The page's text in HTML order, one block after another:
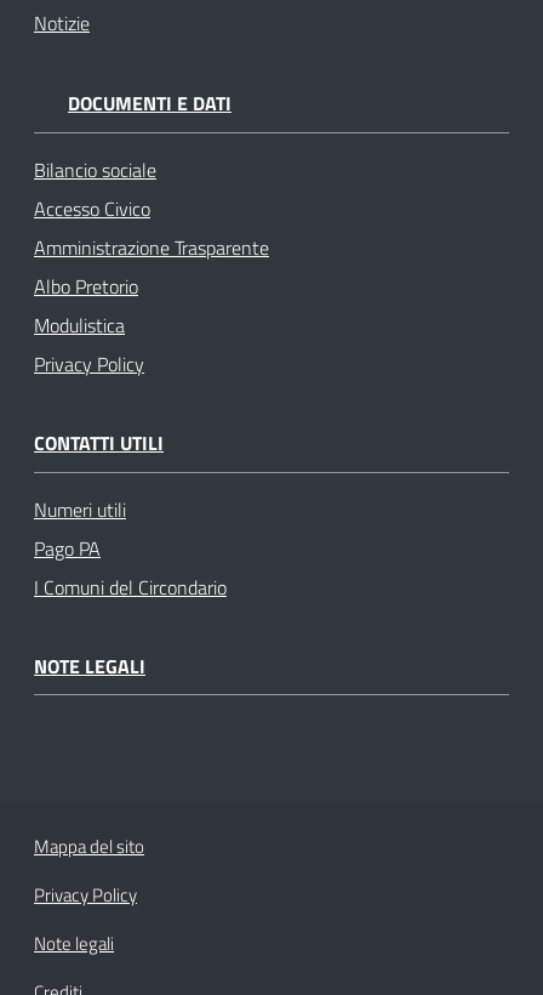
Notizie
DOCUMENTI E DATI
Bilancio sociale
Accesso Civico
Amministrazione Trasparente
Albo Pretorio
Modulistica
Privacy Policy
CONTATTI UTILI
Numeri utili
Pago PA
I Comuni del Circondario
NOTE LEGALI
Mappa del sito
Privacy Policy
Note legali